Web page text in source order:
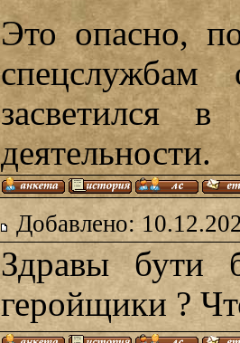
Это опасно,
спецслужбам
засветился
деятельности.
Добавлено:
Здравы бути
геройщики ?